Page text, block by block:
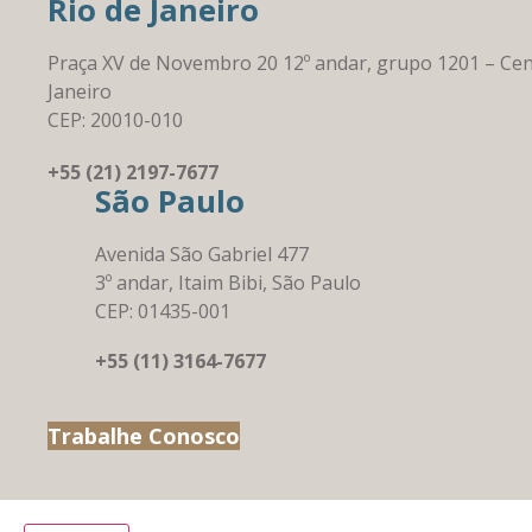
Rio de Janeiro
Praça XV de Novembro 20 12º andar, grupo 1201 –
Janeiro
CEP: 20010-010
+55 (21) 2197-7677
São Paulo
Avenida São Gabriel 477
3º andar, Itaim Bibi, São Paulo
CEP: 01435-001
+55 (11) 3164-7677
Trabalhe Conosco